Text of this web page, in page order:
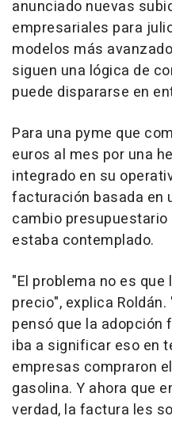
anunciado nuevas
empresariales para
modelos más
siguen una lógica de
puede dispararse en
Para una pyme que
euros al mes por una
integrado en su
facturación basada en
cambio
estaba contemplado.
"El problema no es que
precio", explica Roldán.
pensó que la adopción
iba a significar eso en
empresas compraron
gasolina. Y ahora que
verdad, la factura les